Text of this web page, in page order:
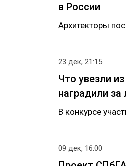
в России
Архитекторы
23 дек, 21:15
Что увезли
наградили
В конкурсе
09 дек, 16:00